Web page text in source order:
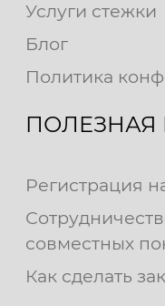
Услуги стежки
Блог
Политика
Регистрация
совместных
Как сделать